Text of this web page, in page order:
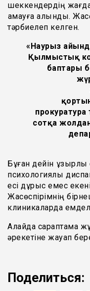
шеккендердің
қамауға алынды.
тәрбиелеп келген.
«Наурыз
Қылмыстық
баптары
прокуратура
сотқа
Бұған дейін
психологиялық
есі дұрыс емес
Жасөспірімнің
клиникаларда
Алайда сараптама
әрекетіне жауап
Поделиться: